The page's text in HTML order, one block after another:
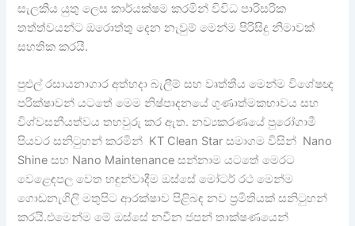
සැලකිය යුතු ලෙස කාර්යක්ෂම කරමින් විවිධ පාරිසරික
තත්ත්වයන්ට ඔරොත්තු දෙන නැවුම් මෙන්ම පිරිසිදු නිමාවක්
සහතික කරයි.
පුළුල් රසායනාගාර අත්හදා බැලීම් සහ වෘත්තීය මෙන්ම විශේෂඥ
පරික්ෂාවන් යටතේ මෙම නිෂ්පාදනයේ ගුණාත්මකභාවය සහ
විශ්වසනීයත්වය තහවුරු කර ඇත. නව්‍යකරණයේ පුරෝගාමී
පියවර සනිටුහන් කරමින් KT Clean Star සමාගම විසින් Nano
Shine සහ Nano Maintenance සන්නාම යටතේ මෙරට
වෙළෙඳපල වෙත හඳුන්වාදීම ඔස්සේ මෝටර් රථ මෙන්ම
ගොඩනැගිලි මතුපිට ආරක්ෂාව පිළිබඳ නව ප්‍රමිතියක් සනිටුහන්
කරයි.එමෙන්ම මේ ඔස්සේ නවීන ජපන් තාක්ෂණයෙන්